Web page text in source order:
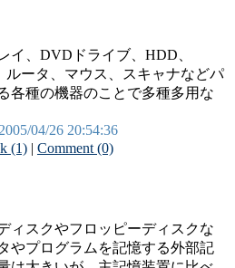
イ、DVDドライブ、HDD、
ータ、マウス、スキャナなどパ
各種の機器のことで多種多用な
2005/04/26 20:54:36
(1)| Comment (0)
ィスクやフロッピーディスクな
やプログラムを記憶する外部記